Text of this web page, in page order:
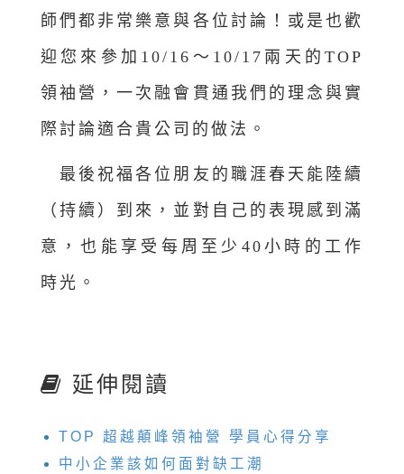
師們都非常樂意與各位討論！或是也歡
迎您來參加10/16～10/17兩天的TOP
領袖營，一次融會貫通我們的理念與實
際討論適合貴公司的做法。
最後祝福各位朋友的職涯春天能陸續
（持續）到來，並對自己的表現感到滿
意，也能享受每周至少40小時的工作
時光。
延伸閱讀
TOP 超越顛峰領袖營 學員心得分享
中小企業該如何面對缺工潮